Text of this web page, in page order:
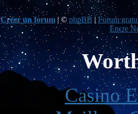
Créer un forum|© phpBB | Forum
Encre
Casino